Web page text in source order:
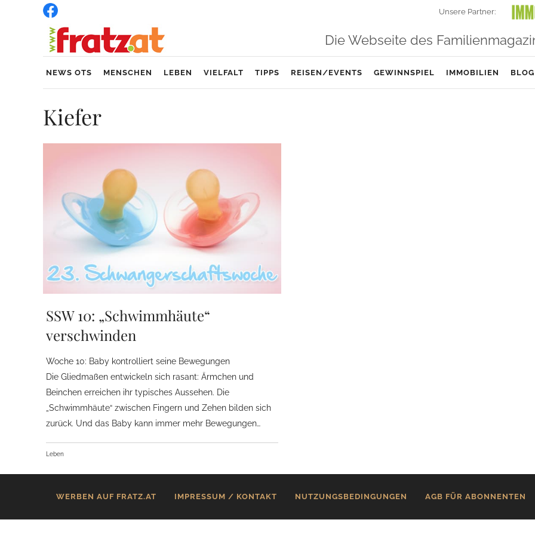
Unsere Partner:
Die Webseite des
NEWS OTS MENSCHEN LEBEN VIELFALT TIPPS REISEN/EVENTS GEWINNSPIEL IMMOBILIEN BLOG
Kiefer
SSW 10: „Schwimmhäute“
verschwinden
Woche 10: Baby kontrolliert seine Bewegungen
Die Gliedmaßen entwickeln sich rasant: Ärmchen und
Beinchen erreichen ihr typisches Aussehen. Die
„Schwimmhäute“ zwischen Fingern und Zehen bilden sich
zurück. Und das Baby kann immer mehr Bewegungen…
Leben
WERBEN AUF FRATZ.AT IMPRESSUM / KONTAKT NUTZUNGSBEDINGUNGEN AGB FÜR ABONNENTEN